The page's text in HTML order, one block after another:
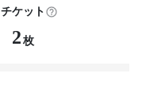
チケット
2 枚